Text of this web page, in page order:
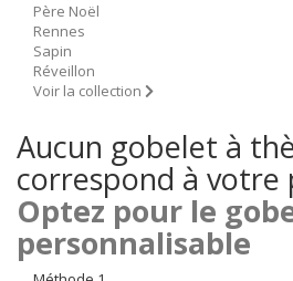
Père Noël
Rennes
Sapin
Réveillon
Voir la collection
Aucun gobelet à
correspond à votre
Optez pour le
personnalisable